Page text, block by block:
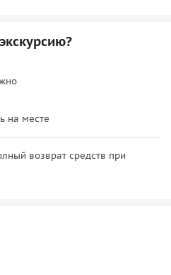
на месте
возврат средств при